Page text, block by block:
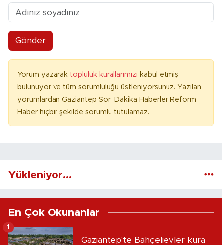
Gönder
Yorum yazarak topluluk kurallarımızı kabul etmiş
bulunuyor ve tüm sorumluluğu üstleniyorsunuz. Yazılan
yorumlardan Gaziantep Son Dakika Haberler Reform
Haber hiçbir şekilde sorumlu tutulamaz.
Yükleniyor...
En Çok Okunanlar
Gaziantep'te Bahçelievler kura
1